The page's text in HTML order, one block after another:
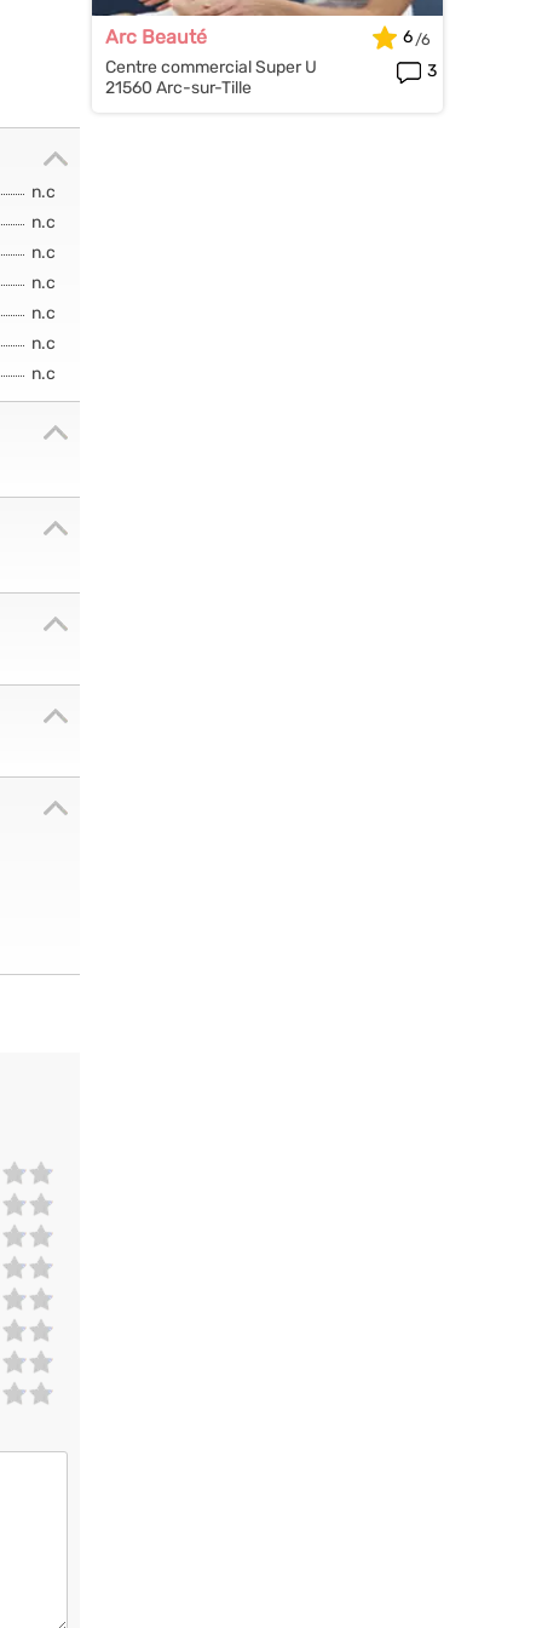
n.c
n.c
n.c
n.c
n.c
n.c
n.c
Arc Beauté
Centre commercial Super U
21560 Arc-sur-Tille
6
3